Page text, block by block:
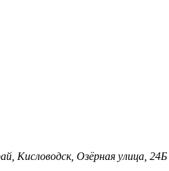
Кисловодск, Озёрная улица, 24Б